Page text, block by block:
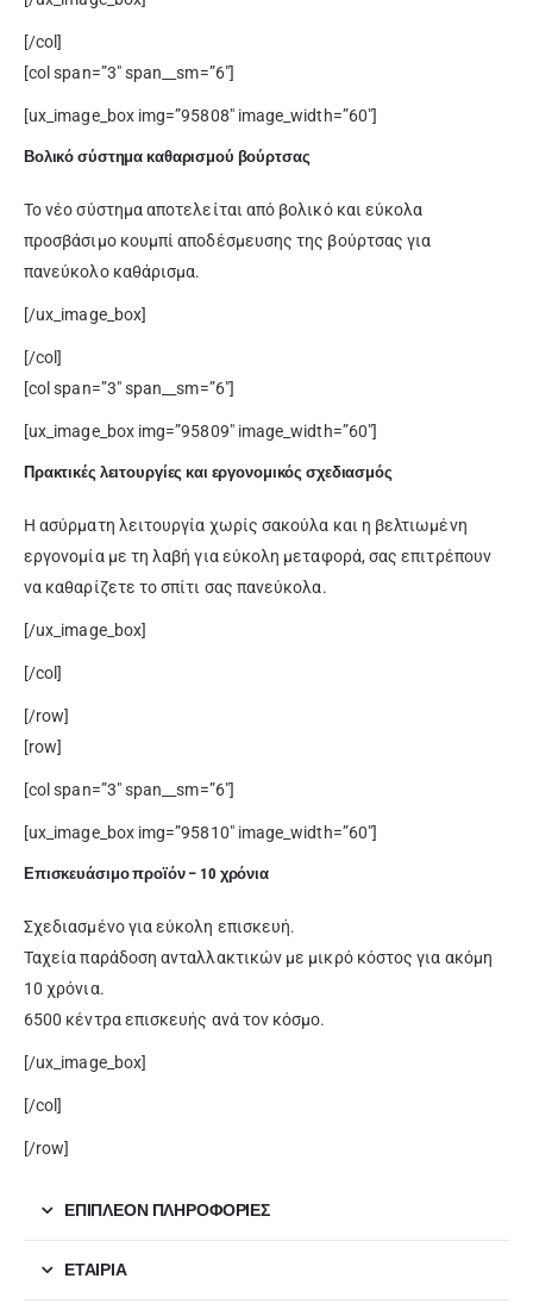
[/col]
[col span=”3″ span__sm=”6″]
[ux_image_box img=”95808″ image_width=”60″]
Βολικό σύστημα καθαρισμού βούρτσας
Το νέο σύστημα αποτελείται από βολικό και εύκολα
προσβάσιμο κουμπί αποδέσμευσης της βούρτσας για
πανεύκολο καθάρισμα.
[/ux_image_box]
[/col]
[col span=”3″ span__sm=”6″]
[ux_image_box img=”95809″ image_width=”60″]
Πρακτικές λειτουργίες και εργονομικός σχεδιασμός
Η ασύρματη λειτουργία χωρίς σακούλα και η βελτιωμένη
εργονομία με τη λαβή για εύκολη μεταφορά, σας επιτρέπουν
να καθαρίζετε το σπίτι σας πανεύκολα.
[/ux_image_box]
[/col]
[/row]
[row]
[col span=”3″ span__sm=”6″]
[ux_image_box img=”95810″ image_width=”60″]
Επισκευάσιμο προϊόν – 10 χρόνια
Σχεδιασμένο για εύκολη επισκευή.
Ταχεία παράδοση ανταλλακτικών με μικρό κόστος για ακόμη
10 χρόνια.
6500 κέντρα επισκευής ανά τον κόσμο.
[/ux_image_box]
[/col]
[/row]
ΕΠΙΠΛΈΟΝ ΠΛΗΡΟΦΟΡΊΕΣ
ΕΤΑΙΡΊΑ